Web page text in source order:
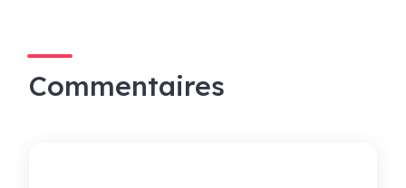
Commentaires